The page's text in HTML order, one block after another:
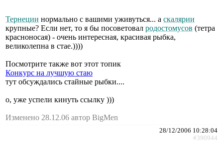
Тернеции нормально с вашими уживуться... а скалярии
крупные? Если нет, то я бы посоветовал родостомусов (тетра
красноносая) - очень интересная, красивая рыбка,
великолепна в стае.))))
Посмотрите также вот этот топик
Конкурс на лучшую стаю
тут обсуждались стайные рыбки....
о, уже успели кинуть ссылку )))
Изменено 28.12.06 автор BigMen
28/12/2006 10:28:04
#390944